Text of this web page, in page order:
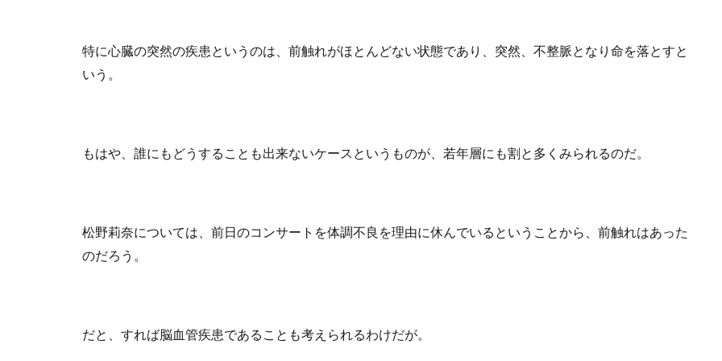
特に心臓の突然の疾患というのは、前触れがほとんどない状態であり、突然、不整脈となり命を落とすと
いう。
もはや、誰にもどうすることも出来ないケースというものが、若年層にも割と多くみられるのだ。
松野莉奈については、前日のコンサートを体調不良を理由に休んでいるということから、前触れはあった
のだろう。
だと、すれば脳血管疾患であることも考えられるわけだが。